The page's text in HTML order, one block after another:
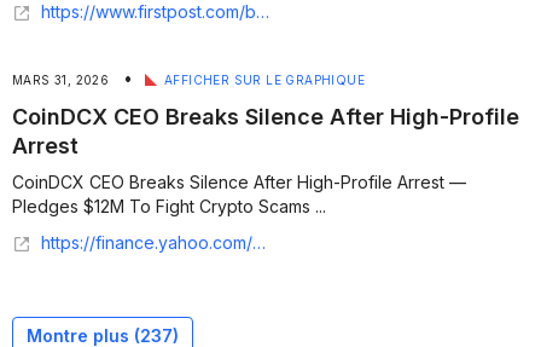
https://www.firstpost.com/business/coindcxs-sumit-gupta-launches-rs-100-crore-cyber-safety-fund-recounts-fraud-ordeal-13994717.html
MARS 31, 2026 • AFFICHER SUR LE GRAPHIQUE
CoinDCX CEO Breaks Silence After High-Profile
Arrest
CoinDCX CEO Breaks Silence After High-Profile Arrest —
Pledges $12M To Fight Crypto Scams ...
https://finance.yahoo.com/markets/crypto/articles/coindcx-ceo-breaks-silence-high-134215009.html
Montre plus (237)